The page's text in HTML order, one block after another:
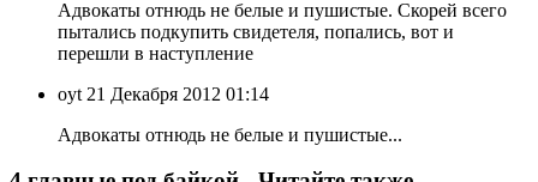
Адвокаты отнюдь не белые и пушистые. Скорей всего
пытались подкупить свидетеля, попались, вот и
перешли в наступление
oyt 21 Декабря 2012 01:14
Адвокаты отнюдь не белые и пушистые...